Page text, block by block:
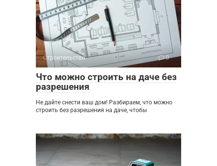
Строительство 0
Что можно строить на даче без
разрешения
Не дайте снести ваш дом! Разбираем, что можно
строить без разрешения на даче, чтобы